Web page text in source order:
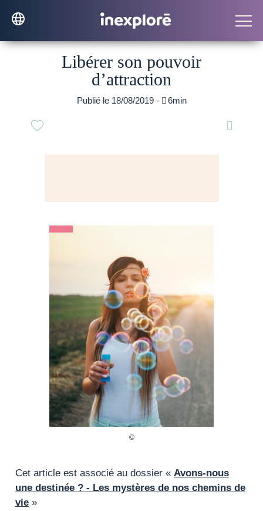
Libérer son pouvoir
d’attraction
Publié le 18/08/2019 - 6min

Cet article est associé au dossier « Avons-nous
une destinée ? - Les mystères de nos chemins de
vie »